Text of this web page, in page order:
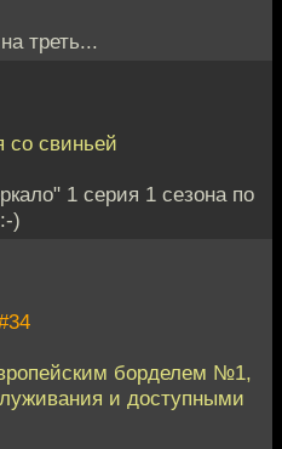
треть...
со свиньей
1 серия 1 сезона по
)
борделем №1,
и доступными